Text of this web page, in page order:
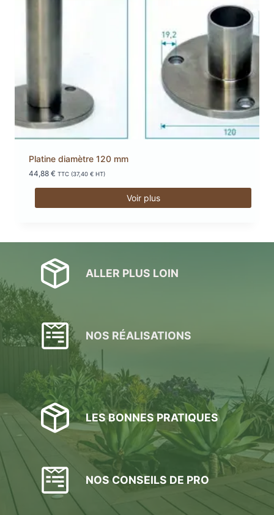
Platine diamètre 120 mm
44,88 € TTC (37,40 € HT)
Voir plus
ALLER PLUS LOIN
NOS RÉALISATIONS
LES BONNES PRATIQUES
NOS CONSEILS DE PRO